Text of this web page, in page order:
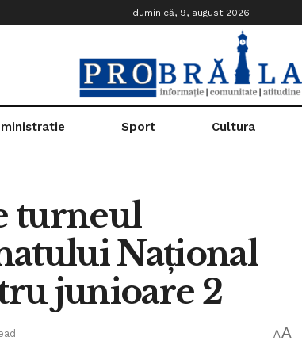
duminică, 9, august 2026
Sport Cultura
turneul
Național
junioare 2
AA